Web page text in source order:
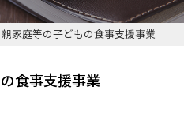
家庭等の子どもの食事支援事業
食事支援事業